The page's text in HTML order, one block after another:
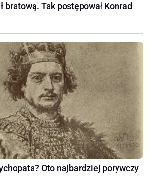
bratową. Tak postępował Konrad
Oto najbardziej porywczy